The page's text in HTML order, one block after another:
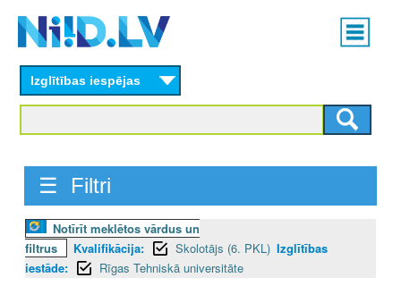
content
Main
menu
Izglītības iespējas
☰ Filtri
Notīrīt meklētos vārdus un
filtrus
Kvalifikācija: Skolotājs (6. PKL) Izglītības
iestāde:
Rīgas Tehniskā universitāte